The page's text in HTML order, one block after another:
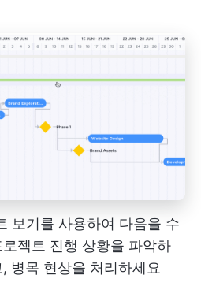
보기를 사용하여 다음을 수
로젝트 진행 상황을 파악하
병목 현상을 처리하세요